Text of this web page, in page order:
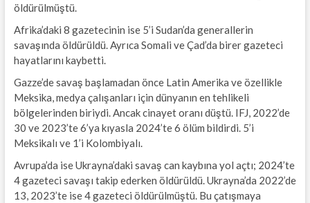
öldürülmüştü.
Afrika’daki 8 gazetecinin ise 5’i Sudan’da generallerin
savaşında öldürüldü. Ayrıca Somali ve Çad’da birer gazeteci
hayatlarını kaybetti.
Gazze’de savaş başlamadan önce Latin Amerika ve özellikle
Meksika, medya çalışanları için dünyanın en tehlikeli
bölgelerinden biriydi. Ancak cinayet oranı düştü. IFJ, 2022’de
30 ve 2023’te 6’ya kıyasla 2024’te 6 ölüm bildirdi. 5’i
Meksikalı ve 1’i Kolombiyalı.
Avrupa’da ise Ukrayna’daki savaş can kaybına yol açtı; 2024’te
4 gazeteci savaşı takip ederken öldürüldü. Ukrayna’da 2022’de
13, 2023’te ise 4 gazeteci öldürülmüştü. Bu çatışmaya